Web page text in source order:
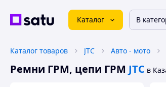
Каталог В
Каталог товаров JTC Авто - мото
Ремни ГРМ, цепи ГРМ JTC в